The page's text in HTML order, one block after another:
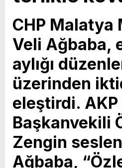
CHP
Veli Ağbaba,
aylığı
üzerinden
eleştirdi. AKP
Başkanvekili
Zengin
Ağbaba,